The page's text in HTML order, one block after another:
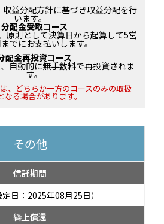
益分配方針に基づき収益分配を行
います。
分配金受取コース
原則として決算日から起算して5営
でにお支払いします。
配金再投資コース
自動的に無手数料で再投資されま
す。
、どちらか一方のコースのみの取扱
なる場合があります。
その他
信託期間
日：2025年08月25日）
繰上償還